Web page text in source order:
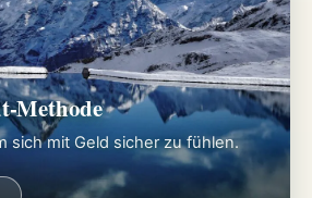
Methode
sich mit Geld sicher zu fühlen.